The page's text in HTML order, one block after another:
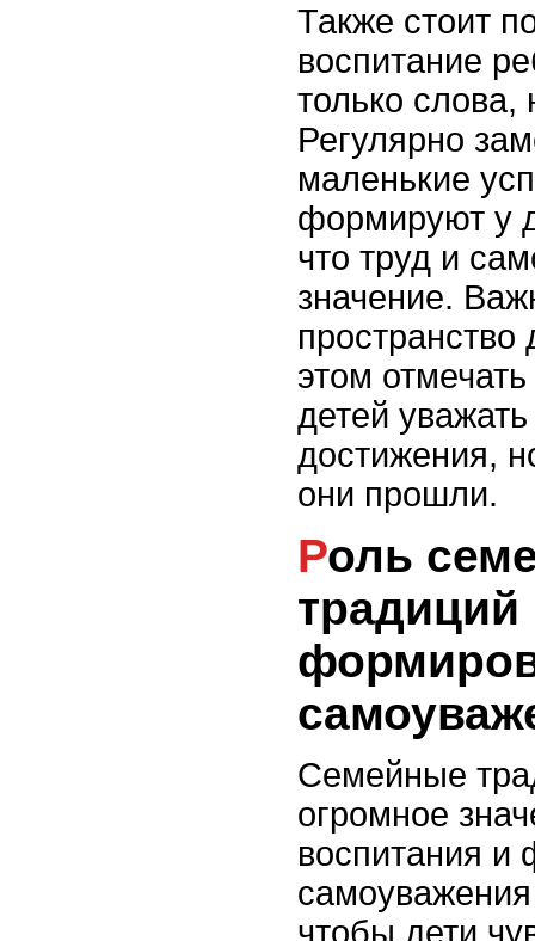
Также стоит
воспитание
только слова,
Регулярно
маленькие
формируют у
что труд и
значение.
этом
детей
достижения,
они прошли.
Роль семейных
традиций
Семейные
огромное
воспитания и
чтобы дети